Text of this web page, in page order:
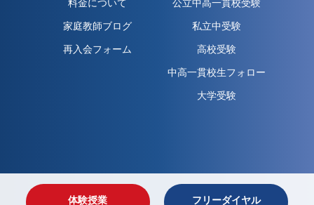
料金について
家庭教師ブログ
再入会フォーム
公立中高一貫校受験
私立中受験
高校受験
中高一貫校生フォロー
大学受験
体験授業 フリーダイヤル